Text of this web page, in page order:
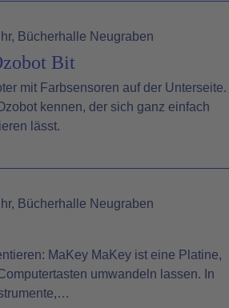
, Bücherhalle Neugraben
Bit
mit Farbsensoren auf der Unterseite.
kennen, der sich ganz einfach
lässt.
, Bücherhalle Neugraben
MaKey MaKey ist eine Platine,
umwandeln lassen. In